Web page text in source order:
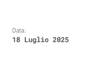
Data:
18 Luglio 2025